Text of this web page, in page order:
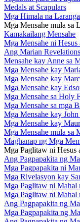
Medals at Scapulars
Mga Himala na
Mga Mensahe mula sa
Kamakailang Mensahe
Mga Mensahe ni
Ang Marian
Mensahe kay Anne sa
Mga Mensahe kay
Mga Mensahe kay
Mga Mensahe kay
Mga Mensahe sa Holy
Mga Mensahe sa mga
Mga Mensahe kay
Mga Mensahe kay
Mga Mensahe mula sa
Maghanap ng Mga
Mga Paglitaw ni Hesus
Ang Pagpapakita ng
Mga Pagpapakita ni
Mga Rivelasyon kay
Mga Paglitaw ni Mahal
Mga Paglitaw ni Mahal
Ang Pagpapakita ng
Mga Pagpapakita ng